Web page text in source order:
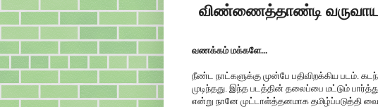
விண்ணைத்தாண்டி
வணக்கம் மக்களே...
நீண்ட நாட்களுக்கு முன்பே பதிவிறக்கிய படம்.
முடிந்தது. இந்த படத்தின் தலைப்பை மட்டும்
என்று நானே முட்டாள்த்தனமாக தமிழ்ப்படுத்தி